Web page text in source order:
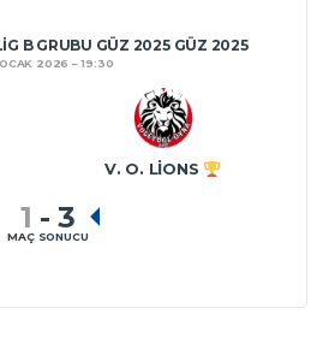
B GRUBU GÜZ 2025 GÜZ 2025
2026 19:30
V. O. LIONS
1 - 3
MAÇ SONUCU